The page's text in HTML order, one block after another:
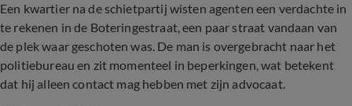
Een kwartier na de schietpartij wisten agenten een verdachte in
te rekenen in de Boteringestraat, een paar straat vandaan van
de plek waar geschoten was. De man is overgebracht naar het
politiebureau en zit momenteel in beperkingen, wat betekent
dat hij alleen contact mag hebben met zijn advocaat.